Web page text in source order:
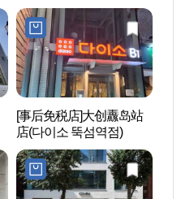
[事后免税店]大创纛岛站
店(다이소 뚝섬역점)